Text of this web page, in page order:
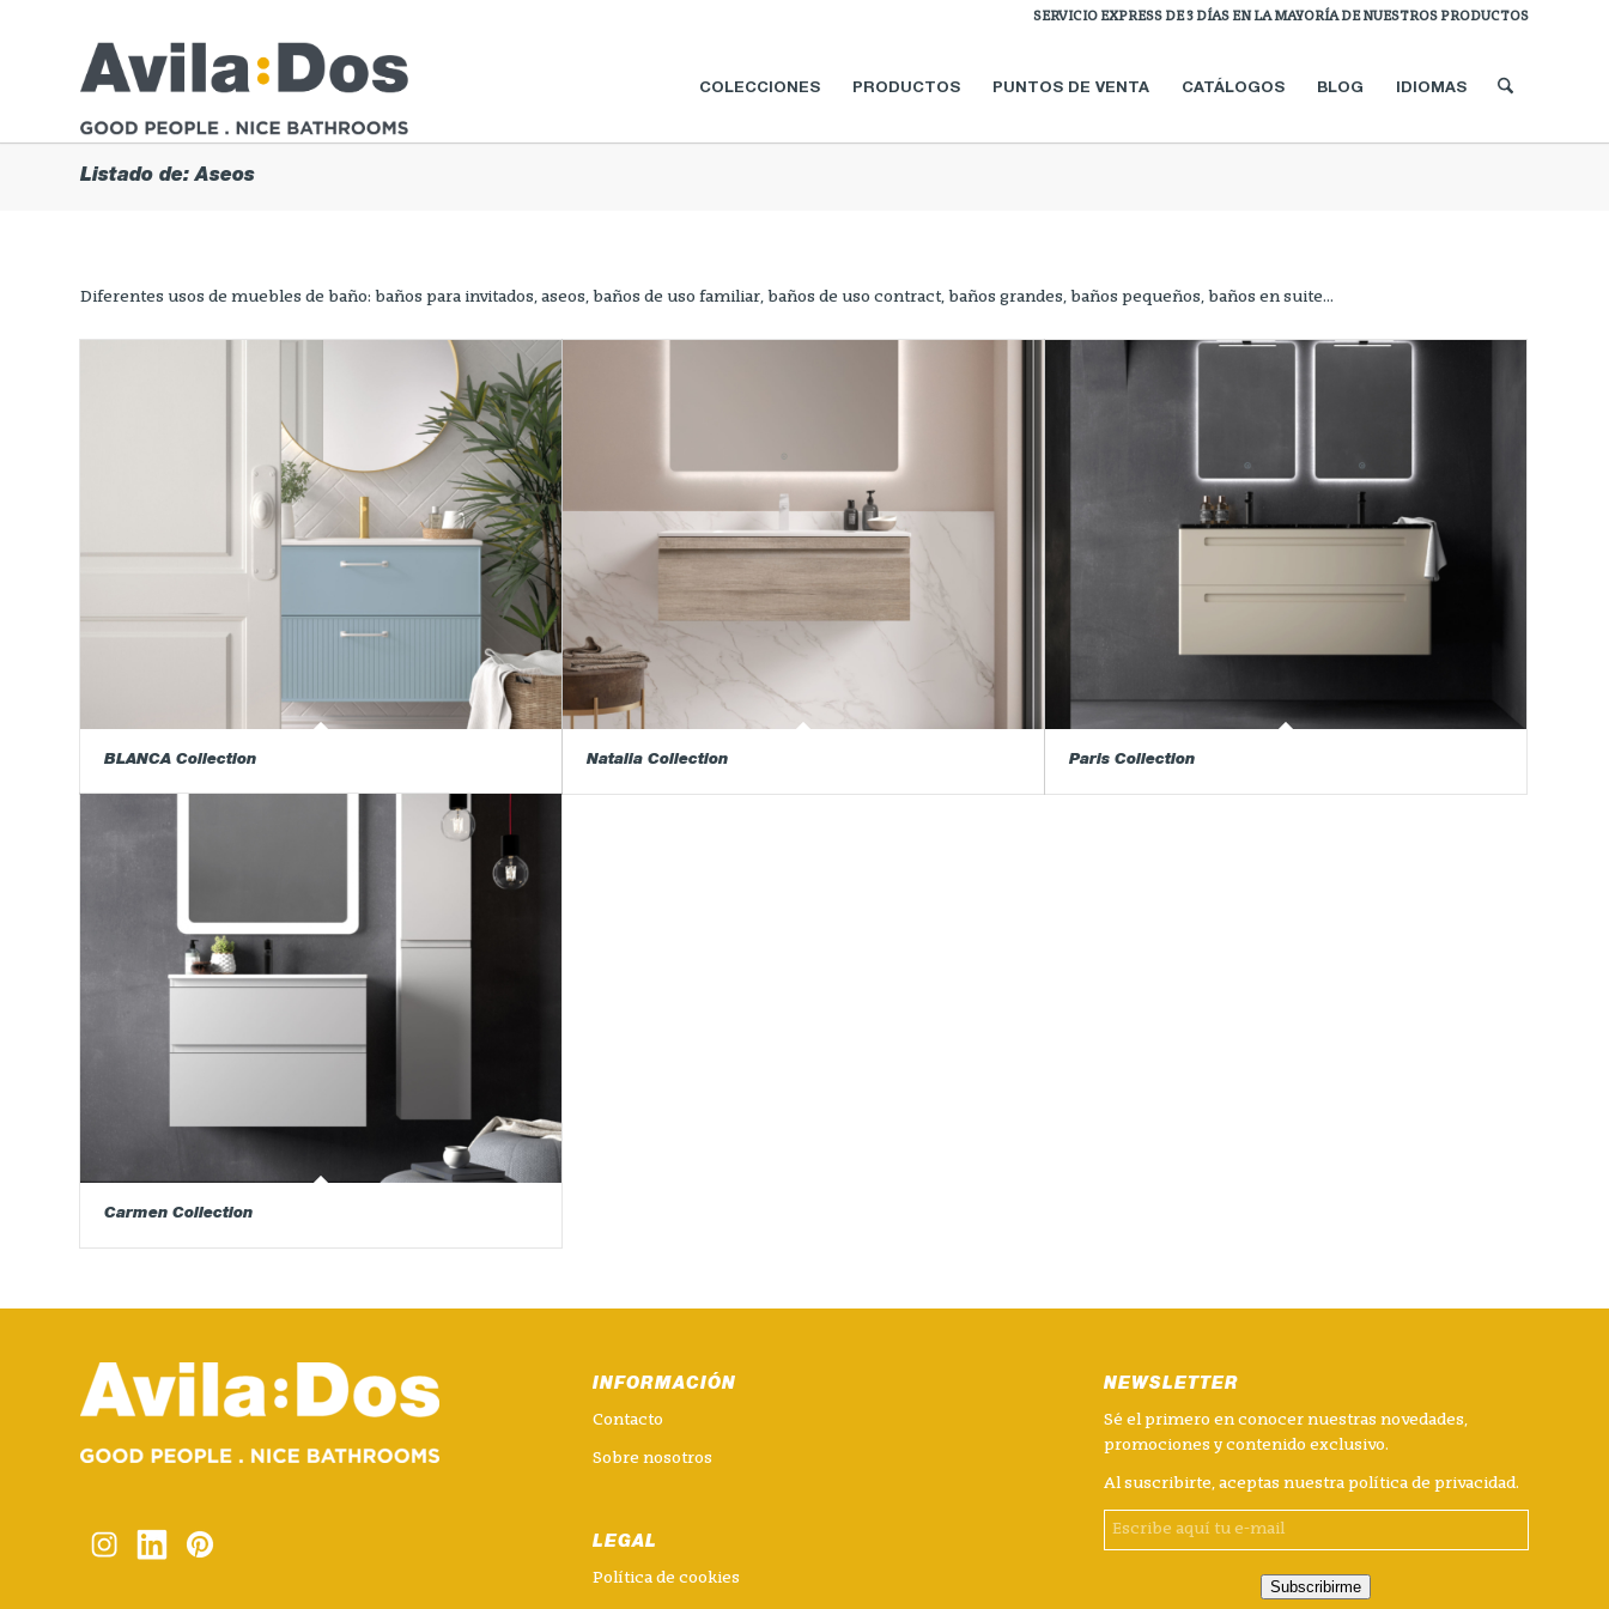
SERVICIO EXPRESS DE 3 DÍAS EN LA MAYORÍA DE NUESTROS PRODUCTOS
COLECCIONES PRODUCTOS PUNTOS DE VENTA CATÁLOGOS BLOG IDIOMAS
Listado de: Aseos
Diferentes usos de muebles de baño: baños para invitados, aseos, baños de uso familiar, baños de uso contract, baños grandes, baños pequeños, baños en suite…
BLANCA Collection Natalia Collection Paris Collection
Carmen Collection
INFORMACIÓN
Contacto
Sobre nosotros
LEGAL
Política de cookies
NEWSLETTER
Sé el primero en conocer nuestras novedades,
promociones y contenido exclusivo.
Al suscribirte, aceptas nuestrapolítica de privacidad.
Subscribirme